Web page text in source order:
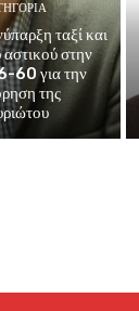
ταξί και
αστικού στην
60 για την
της